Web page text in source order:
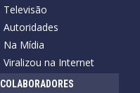
Televisão
Autoridades
Na Mídia
Viralizou na Internet
COLABORADORES